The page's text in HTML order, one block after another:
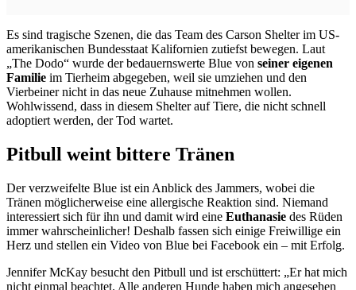
Es sind tragische Szenen, die das Team des Carson Shelter im US-
amerikanischen Bundesstaat Kalifornien zutiefst bewegen. Laut
„The Dodo“ wurde der bedauernswerte Blue von seiner eigenen
Familie im Tierheim abgegeben, weil sie umziehen und den
Vierbeiner nicht in das neue Zuhause mitnehmen wollen.
Wohlwissend, dass in diesem Shelter auf Tiere, die nicht schnell
adoptiert werden, der Tod wartet.
Pitbull weint bittere Tränen
Der verzweifelte Blue ist ein Anblick des Jammers, wobei die
Tränen möglicherweise eine allergische Reaktion sind. Niemand
interessiert sich für ihn und damit wird eine Euthanasie des Rüden
immer wahrscheinlicher! Deshalb fassen sich einige Freiwillige ein
Herz und stellen ein Video von Blue bei Facebook ein – mit Erfolg.
Jennifer McKay besucht den Pitbull und ist erschüttert: „Er hat mich
nicht einmal beachtet. Alle anderen Hunde haben mich angesehen